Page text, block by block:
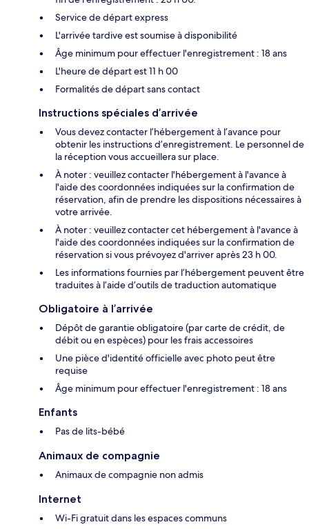
Service de départ express
L'arrivée tardive est soumise à disponibilité
Âge minimum pour effectuer l'enregistrement : 18 ans
L'heure de départ est 11 h 00
Formalités de départ sans contact
Instructions spéciales d’arrivée
Vous devez contacter l’hébergement à l’avance pour
obtenir les instructions d’enregistrement. Le personnel de
la réception vous accueillera sur place.
À noter : veuillez contacter l'hébergement à l'avance à
l'aide des coordonnées indiquées sur la confirmation de
réservation, afin de prendre les dispositions nécessaires à
votre arrivée.
À noter : veuillez contacter cet hébergement à l'avance à
l'aide des coordonnées indiquées sur la confirmation de
réservation si vous prévoyez d'arriver après 23 h 00.
Les informations fournies par l’hébergement peuvent être
traduites à l’aide d’outils de traduction automatique
Obligatoire à l’arrivée
Dépôt de garantie obligatoire (par carte de crédit, de
débit ou en espèces) pour les frais accessoires
Une pièce d'identité officielle avec photo peut être
requise
Âge minimum pour effectuer l'enregistrement : 18 ans
Enfants
Pas de lits-bébé
Animaux de compagnie
Animaux de compagnie non admis
Internet
Wi-Fi gratuit dans les espaces communs